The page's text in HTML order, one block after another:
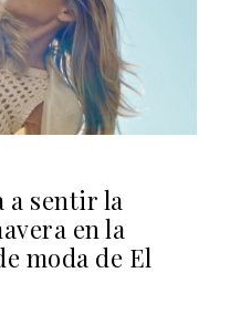
a sentir la
en la
moda de El